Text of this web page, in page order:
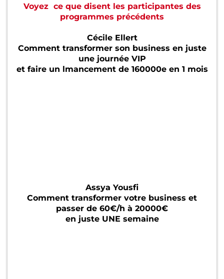
Voyez ce que disent les participantes des
programmes précédents
Cécile Ellert
Comment transformer son business en juste
une journée VIP
et faire un lmancement de 160000e en 1 mois
Assya Yousfi
Comment transformer votre business et
passer de 60€/h à 20000€
en juste UNE semaine